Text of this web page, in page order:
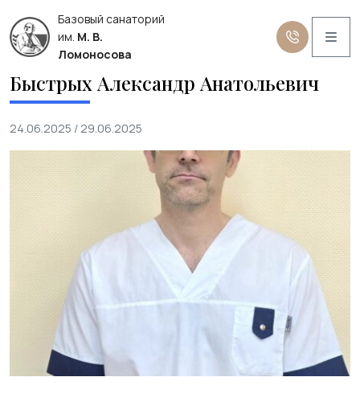
Базовый санаторий
им. М. В.
Ломоносова
Быстрых Александр Анатольевич
24.06.2025 / 29.06.2025